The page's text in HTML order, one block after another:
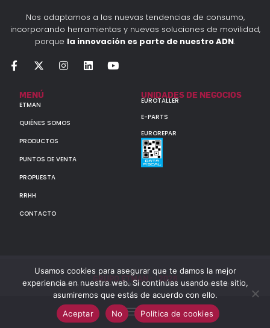
Nos adaptamos a las nuevas tendencias de consumo,
incorporando herramientas y nuevas soluciones de movilidad,
porque la innovación es parte de nuestro ADN.
MENÚ
ETMAN
QUIÉNES SOMOS
PRODUCTOS
PUNTOS DE VENTA
PROPUESTA
RRHH
CONTACTO
UNIDADES DE NEGOCIOS
EUROTALLER
E-PARTS
EUROREPAR
GRUPO ETMAN : : 2026
Todos los derechos reservados a MULTIORIGINAL PARTS S.A. (CUIT: 30-60142852-7)
Usamos cookies para asegurar que te damos la mejor
experiencia en nuestra web. Si continúas usando este sitio,
asumiremos que estás de acuerdo con ello.
Aceptar
No Política de cookies